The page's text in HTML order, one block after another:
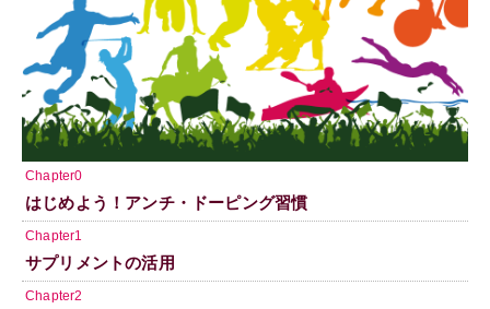
Chapter0
はじめよう！アンチ・ドーピング習慣
Chapter1
サプリメントの活用
Chapter2